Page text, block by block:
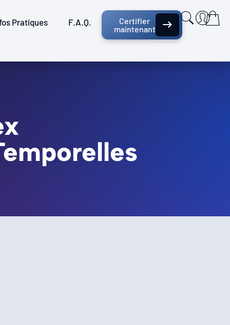
Pratiques F.A.Q.
Certifier
maintenant